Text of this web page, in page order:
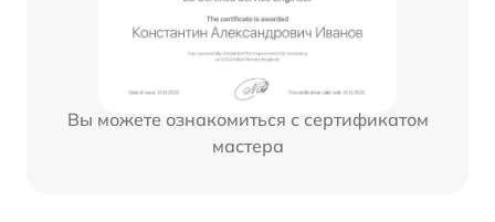
Вы можете ознакомиться с сертификатом
мастера